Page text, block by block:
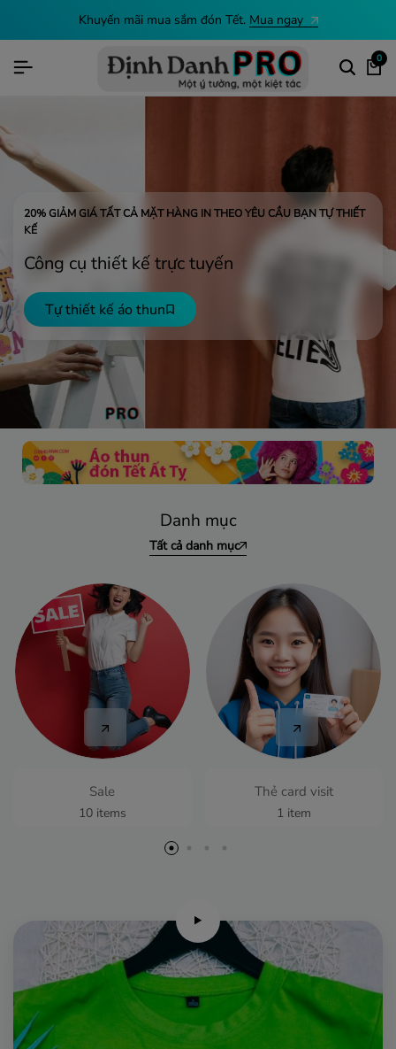
Khuyến mãi mua sắm đón Tết. Mua ngay
0
20% GIẢM GIÁ TẤT CẢ MẶT HÀNG IN THEO YÊU CẦU BẠN TỰ THIẾT
KẾ
Công cụ thiết kếtrực tuyến
Tự thiết kế áo thun
Danh mục
Tất cả danh mục
Sale
10 items
Thẻ card visit
1 item